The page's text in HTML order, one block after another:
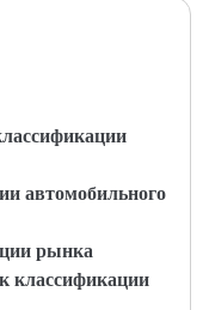
автомобильного
рынка
классификации